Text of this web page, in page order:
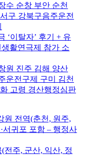
수 순창 부안 순천
구 강북구음주운전
‘이탈자’ 후기 + 유
활연극제 참가 소
원 진주 김해 양산
운전구제 구미 김천
고령 경산행정심판
원 전역(춘천, 원주,
서귀포 포함 – 행정사
전주, 군산, 익산, 정